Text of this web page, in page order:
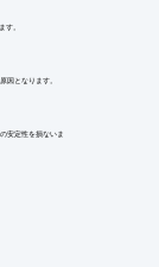
す。
因となります。
安定性を損ないま